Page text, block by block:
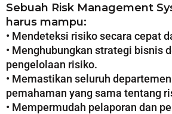
Sebuah Risk Management
harus mampu:
• Mendeteksi risiko secara cepat
• Menghubungkan strategi bisnis
pengelolaan risiko.
• Memastikan seluruh
pemahaman yang sama tentang
• Mempermudah pelaporan dan